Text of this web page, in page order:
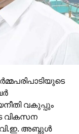
വകുപ്പും
വികസന
വി.ഇ. അബ്ദുള്‍